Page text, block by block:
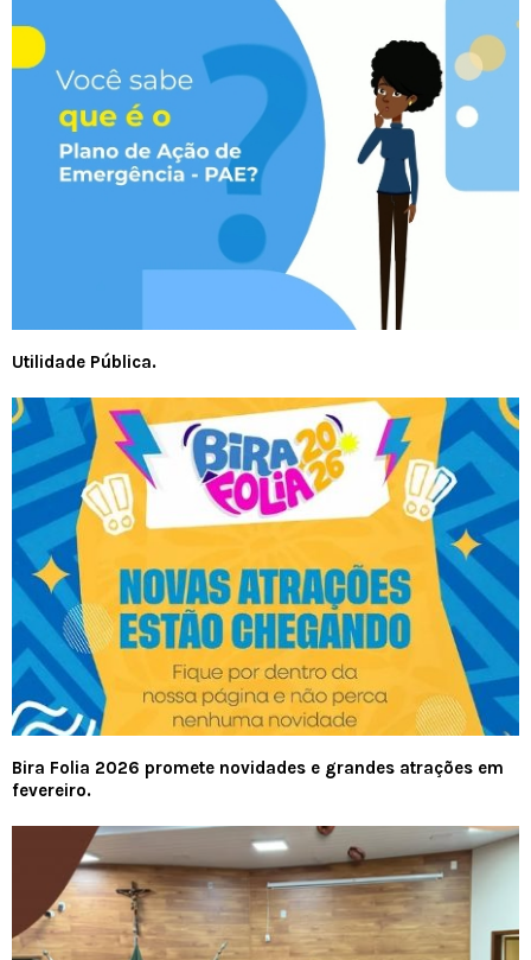
Utilidade Pública.
Bira Folia 2026 promete novidades e grandes atrações em
fevereiro.